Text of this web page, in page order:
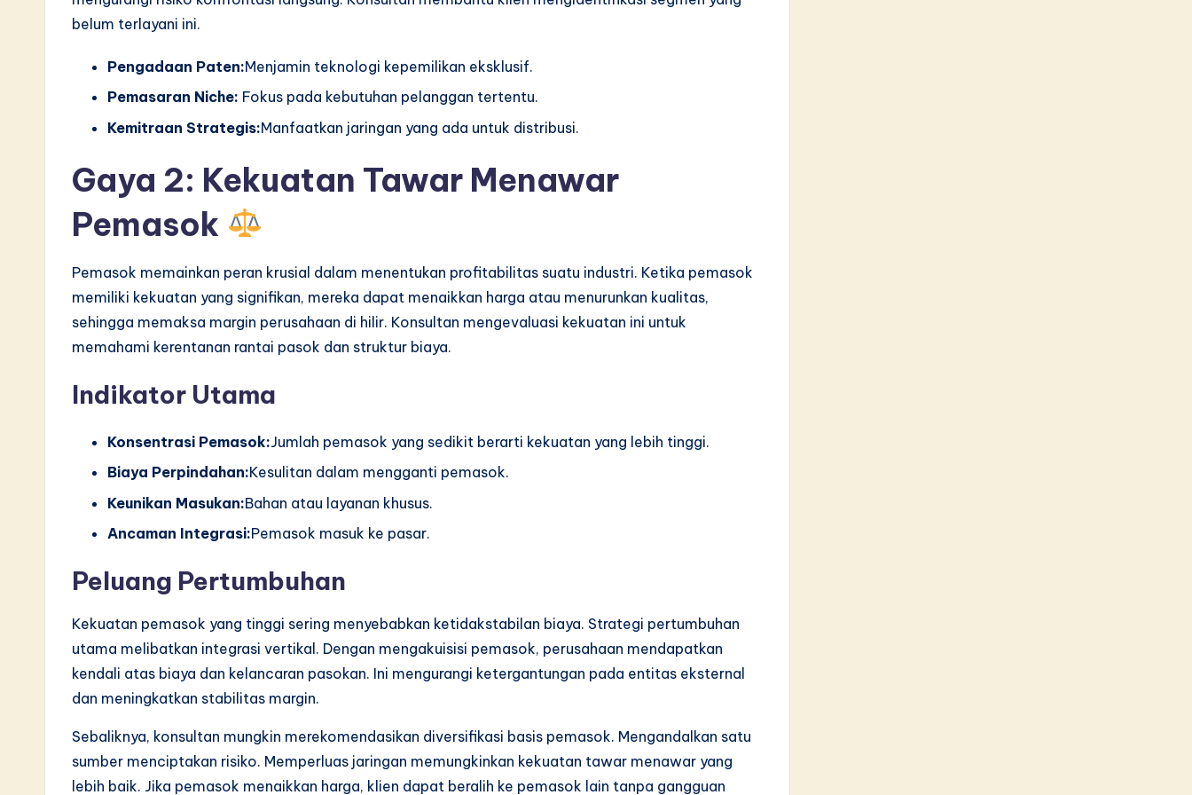
belum terlayani ini.
Pengadaan Paten:Menjamin teknologi kepemilikan eksklusif.
Pemasaran Niche: Fokus pada kebutuhan pelanggan tertentu.
Kemitraan Strategis:Manfaatkan jaringan yang ada untuk distribusi.
Gaya 2: Kekuatan Tawar Menawar
Pemasok
Pemasok memainkan peran krusial dalam menentukan profitabilitas suatu industri. Ketika pemasok
memiliki kekuatan yang signifikan, mereka dapat menaikkan harga atau menurunkan kualitas,
sehingga memaksa margin perusahaan di hilir. Konsultan mengevaluasi kekuatan ini untuk
memahami kerentanan rantai pasok dan struktur biaya.
Indikator Utama
Konsentrasi Pemasok:Jumlah pemasok yang sedikit berarti kekuatan yang lebih tinggi.
Biaya Perpindahan:Kesulitan dalam mengganti pemasok.
Keunikan Masukan:Bahan atau layanan khusus.
Ancaman Integrasi:Pemasok masuk ke pasar.
Peluang Pertumbuhan
Kekuatan pemasok yang tinggi sering menyebabkan ketidakstabilan biaya. Strategi pertumbuhan
utama melibatkan integrasi vertikal. Dengan mengakuisisi pemasok, perusahaan mendapatkan
kendali atas biaya dan kelancaran pasokan. Ini mengurangi ketergantungan pada entitas eksternal
dan meningkatkan stabilitas margin.
Sebaliknya, konsultan mungkin merekomendasikan diversifikasi basis pemasok. Mengandalkan satu
sumber menciptakan risiko. Memperluas jaringan memungkinkan kekuatan tawar menawar yang
lebih baik. Jika pemasok menaikkan harga, klien dapat beralih ke pemasok lain tanpa gangguan